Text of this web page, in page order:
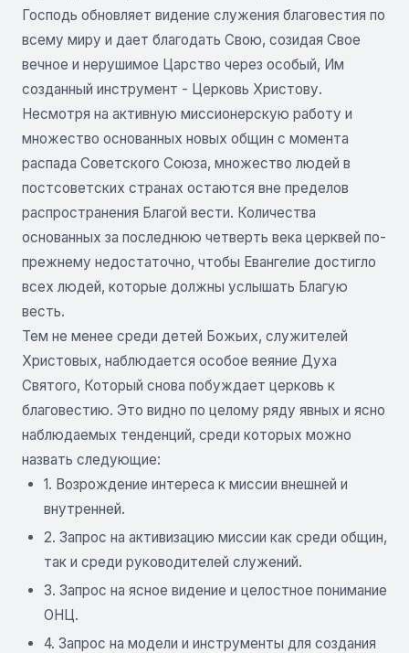
Господь обновляет видение служения благовестия по
всему миру и дает благодать Свою, созидая Свое
вечное и нерушимое Царство через особый, Им
созданный инструмент - Церковь Христову.
Несмотря на активную миссионерскую работу и
множество основанных новых общин с момента
распада Советского Союза, множество людей в
постсоветских странах остаются вне пределов
распространения Благой вести. Количества
основанных за последнюю четверть века церквей по-
прежнему недостаточно, чтобы Евангелие достигло
всех людей, которые должны услышать Благую
весть.
Тем не менее среди детей Божьих, служителей
Христовых, наблюдается особое веяние Духа
Святого, Который снова побуждает церковь к
благовестию. Это видно по целому ряду явных и ясно
наблюдаемых тенденций, среди которых можно
назвать следующие:
1. Возрождение интереса к миссии внешней и
внутренней.
2. Запрос на активизацию миссии как среди общин,
так и среди руководителей служений.
3. Запрос на ясное видение и целостное понимание
ОНЦ.
4. Запрос на модели и инструменты для создания